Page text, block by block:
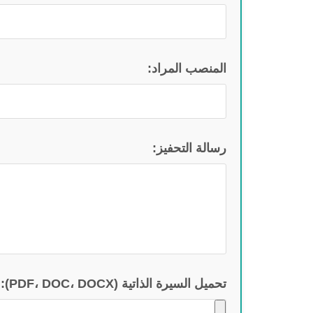
المنصب المراد:
رسالة التحفيز:
تحميل السيرة الذاتية (PDF، DOC، DOCX):